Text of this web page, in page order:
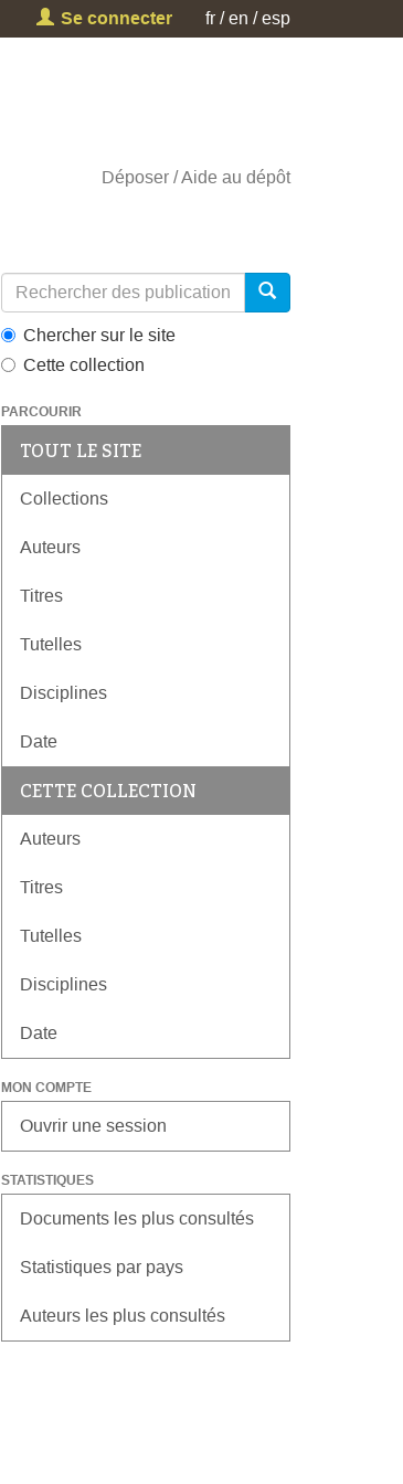
Se connecter fr en esp
Déposer Aide au dépôt
Chercher sur le site
Cette collection
PARCOURIR
TOUT LE SITE
Collections
Auteurs
Titres
Tutelles
Disciplines
Date
CETTE COLLECTION
Auteurs
Titres
Tutelles
Disciplines
Date
MON COMPTE
Ouvrir une session
STATISTIQUES
Documents les plus consultés
Statistiques par pays
Auteurs les plus consultés